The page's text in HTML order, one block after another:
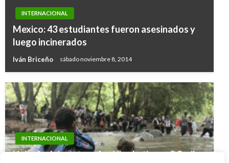
INTERNACIONAL
Mexico: 43 estudiantes fueron asesinados y
luego incinerados
Iván Briceño sábado noviembre 8, 2014
INTERNACIONAL
Unicef advierte que América Latina y el Caribe